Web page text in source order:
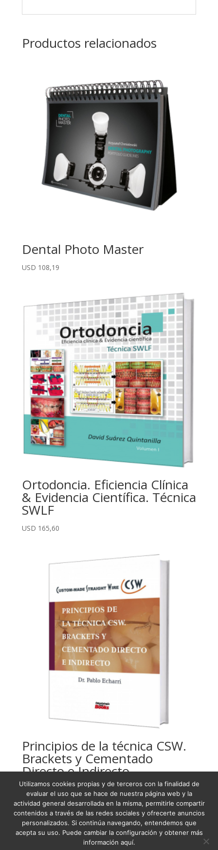
Productos relacionados
Dental Photo Master
USD 108,19
Ortodoncia. Eficiencia Clínica
& Evidencia Científica. Técnica
SWLF
USD 165,60
Principios de la técnica CSW.
Brackets y Cementado
Directo e Indirecto
USD160,08
Condiciones Generales de Venta
Términos y condiciones
Utilizamos cookies propias y de terceros con la finalidad de
evaluar el uso que se hace de nuestra página web y la
actividad general desarrollada en la misma, permitirle compartir
contenidos a través de las redes sociales y ofrecerte anuncios
personalizados. Si continúa navegando, entendemos que
acepta su uso. Puede cambiar la configuración y obtener más
información aquí.